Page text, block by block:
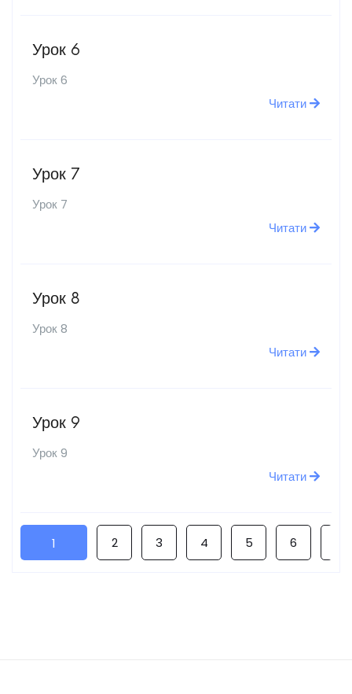
Урок 6
Урок 6
Читати
Урок 7
Урок 7
Читати
Урок 8
Урок 8
Читати
Урок 9
Урок 9
Читати
1 2 3 4 5 6